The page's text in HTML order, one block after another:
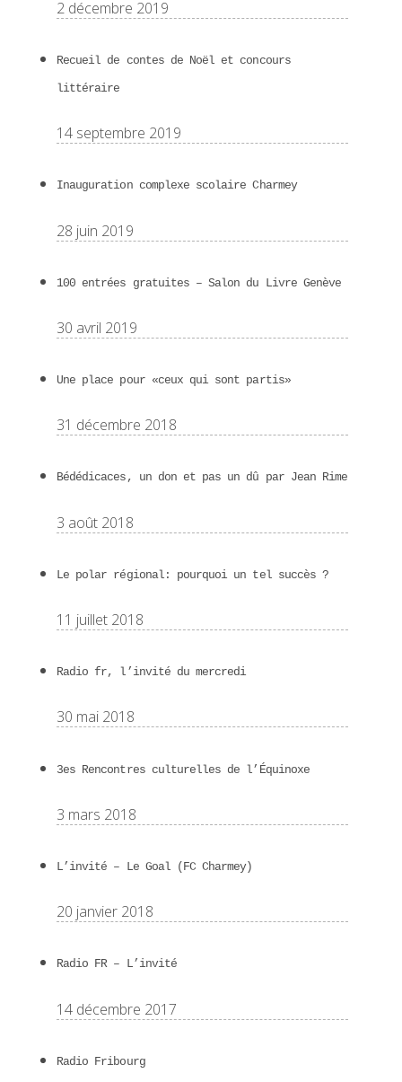
2 décembre 2019
Recueil de contes de Noël et concours
littéraire
14 septembre 2019
Inauguration complexe scolaire Charmey
28 juin 2019
100 entrées gratuites – Salon du Livre Genève
30 avril 2019
Une place pour «ceux qui sont partis»
31 décembre 2018
Bédédicaces, un don et pas un dû par Jean Rime
3 août 2018
Le polar régional: pourquoi un tel succès ?
11 juillet 2018
Radio fr, l’invité du mercredi
30 mai 2018
3es Rencontres culturelles de l’Équinoxe
3 mars 2018
L’invité – Le Goal (FC Charmey)
20 janvier 2018
Radio FR – L’invité
14 décembre 2017
Radio Fribourg